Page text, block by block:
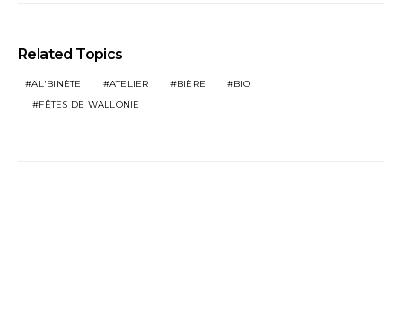
Related Topics
AL'BINÈTE ATELIER BIÈRE
BIO
FÊTES DE WALLONIE